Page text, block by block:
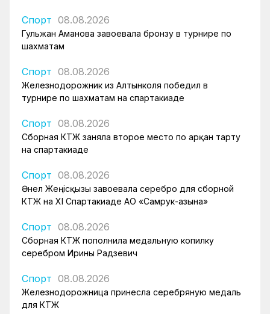
Спорт 08.08.2026
Гульжан Аманова завоевала бронзу в турнире по
шахматам
Спорт 08.08.2026
Железнодорожник из Алтынколя победил в
турнире по шахматам на спартакиаде
Спорт 08.08.2026
Сборная КТЖ заняла второе место по арқан тарту
на спартакиаде
Спорт 08.08.2026
Әнел Жеңісқызы завоевала серебро для сборной
КТЖ на XI Спартакиаде АО «Самрук-Қазына»
Спорт 08.08.2026
Сборная КТЖ пополнила медальную копилку
серебром Ирины Радзевич
Спорт 08.08.2026
Железнодорожница принесла серебряную медаль
для КТЖ